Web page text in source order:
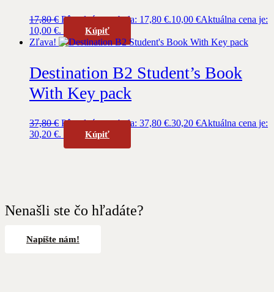
17,80€ Pôvodná cena bola: 17,80 €.10,00 €Aktuálna cena je:
10,00 €.
Kúpiť
Zľava!
Destination B2 Student’s Book
With Key pack
37,80€ Pôvodná cena bola: 37,80 €.30,20 €Aktuálna cena je:
30,20 €.
Kúpiť
Nenašli ste čo hľadáte?
Napíšte nám!